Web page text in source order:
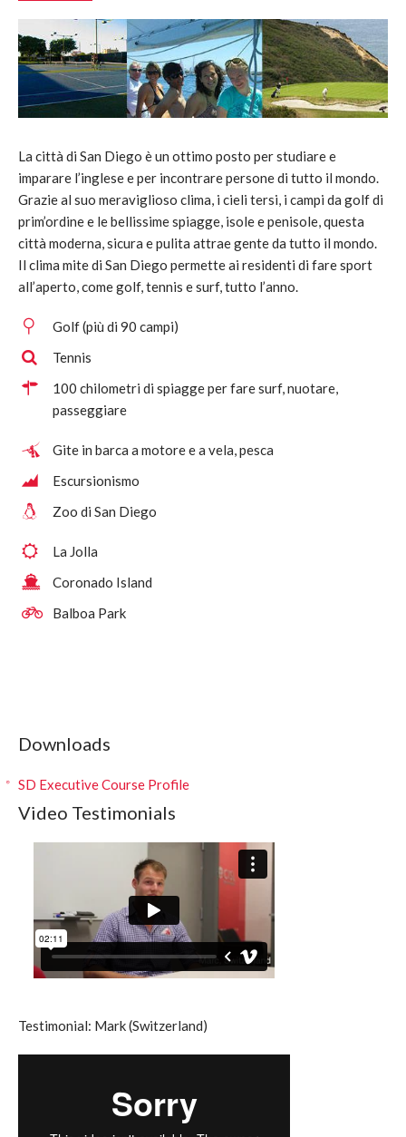
La città di San Diego è un ottimo posto per studiare e
imparare l’inglese e per incontrare persone di tutto il mondo.
Grazie al suo meraviglioso clima, i cieli tersi, i campi da golf di
prim’ordine e le bellissime spiagge, isole e penisole, questa
città moderna, sicura e pulita attrae gente da tutto il mondo.
Il clima mite di San Diego permette ai residenti di fare sport
all’aperto, come golf, tennis e surf, tutto l’anno.
Golf (più di 90 campi)
Tennis
100 chilometri di spiagge per fare surf, nuotare,
passeggiare
Gite in barca a motore e a vela, pesca
Escursionismo
Zoo di San Diego
La Jolla
Coronado Island
Balboa Park
Downloads
SD Executive Course Profile
Video Testimonials
Testimonial: Mark (Switzerland)